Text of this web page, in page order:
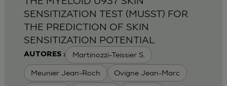
AUTORES : Martinozzi-Teissier S.
Meunier Jean-Roch Ovigne Jean-Marc
SENSITIZATION TEST (MUSST) FOR
THE PREDICTION OF SKIN
SENSITIZATION POTENTIAL